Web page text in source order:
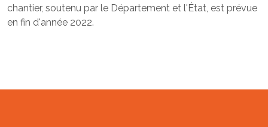
chantier, soutenu par le Département et l'État, est prévue
en fin d'année 2022.